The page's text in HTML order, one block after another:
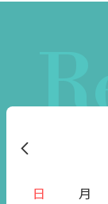
日 月